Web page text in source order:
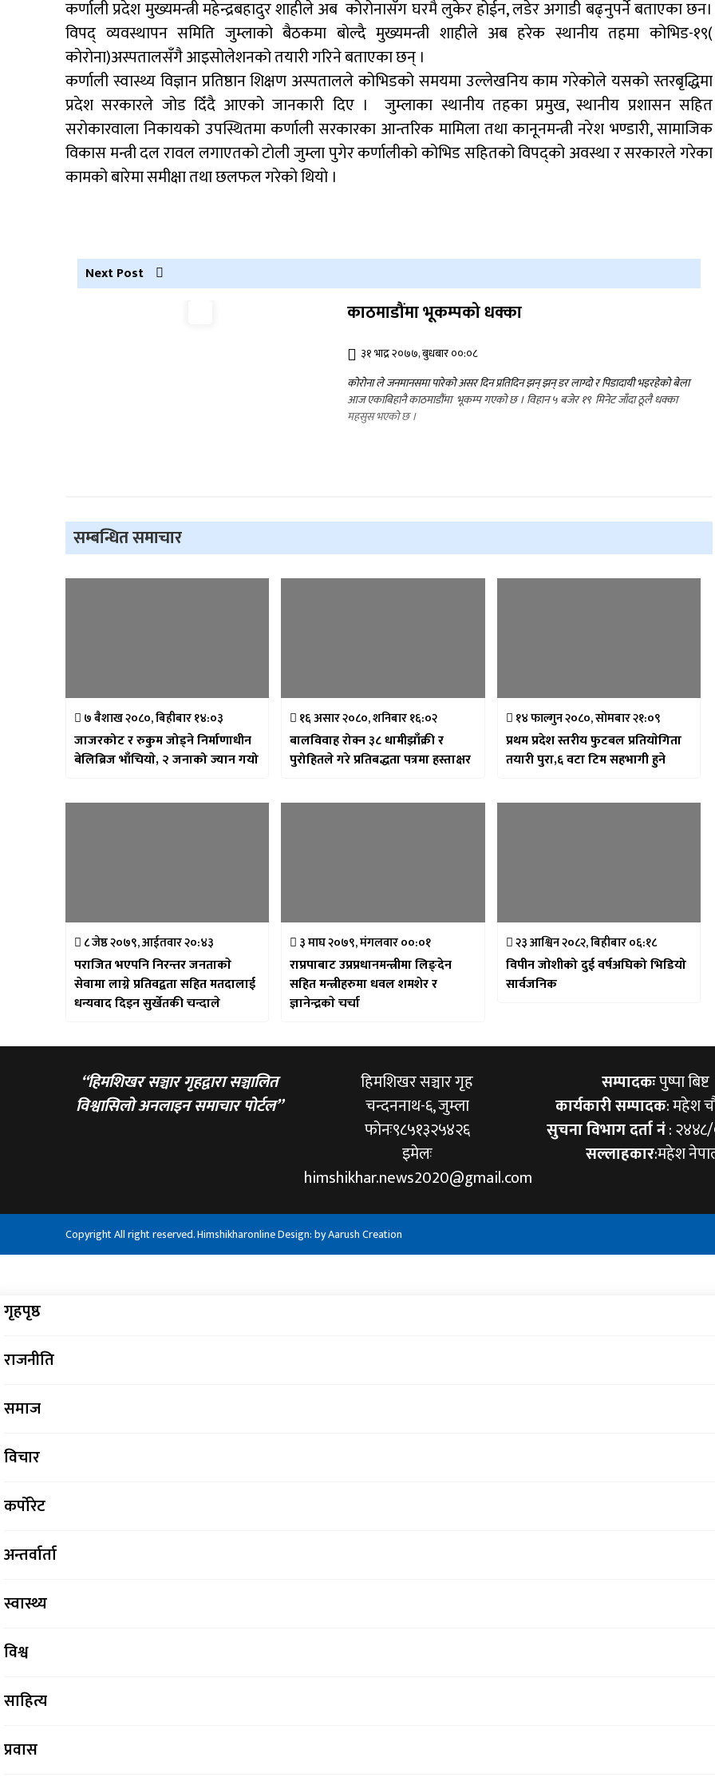
नेपाली कांग्रेस जुम्लाका कोषाध्यक्ष पाण्डेको
निधन
डाेल्पाकाे जगदुल्लाबाट जुम्ला आउँदै गरेकाे जिप
दुर्घटना, एकको मृत्यु
कर्णाली प्रदेश मुख्यमन्त्री महेन्द्रबहादुर शाहीले अब कोरोनासँग घरमै लुकेर होईन, लडेर अगाडी बढ्नुपर्ने बताएका छन।
विपद् व्यवस्थापन समिति जुम्लाको बैठकमा बाेल्दै मुख्यमन्त्री शाहीले अब हरेक स्थानीय तहमा कोभिड-१९(
काेराेना)अस्पतालसँगै आइसोलेशनको तयारी गरिने बताएका छन् ।
कर्णाली स्वास्थ्य विज्ञान प्रतिष्ठान शिक्षण अस्पतालले कोभिडको समयमा उल्लेखनिय काम गरेकोले यसको स्तरबृद्धिमा
प्रदेश सरकारले जोड दिँदै आएको जानकारी दिए । जुम्लाका स्थानीय तहका प्रमुख, स्थानीय प्रशासन सहित
सरोकारवाला निकायको उपस्थितमा कर्णाली सरकारका आन्तरिक मामिला तथा कानूनमन्त्री नरेश भण्डारी, सामाजिक
विकास मन्त्री दल रावल लगाएतकाे टाेली जुम्ला पुगेर कर्णालीको कोभिड सहितको विपद्को अवस्था र सरकारले गरेका
कामको बारेमा समीक्षा तथा छलफल गरेकाे थियाे ।
Next Post
काठमाडौंमा भूकम्पको धक्का
३१ भाद्र २०७७, बुधबार ००:०८
कोरोना ले जनमानसमा पारेको असर दिन प्रतिदिन झन् झन् डर लाग्दो र पिडादायी भइरहेको बेला
आज एकाबिहानै काठमाडौंमा भूकम्प गएको छ । विहान ५ बजेर १९ मिनेट जाँदा ठूलै धक्का
महसुस भएको छ ।
सम्बन्धित समाचार
७ बैशाख २०८०, बिहीबार १४:०३
जाजरकोट र रुकुम जोड्ने निर्माणाधीन
बेलिब्रिज भाँचियाे, २ जनाको ज्यान गयो
१६ असार २०८०, शनिबार १६:०२
बालविवाह रोक्न ३८ धामीझाँक्री र
पुरोहितले गरे प्रतिबद्धता पत्रमा हस्ताक्षर
१४ फाल्गुन २०८०, सोमबार २१:०९
प्रथम प्रदेश स्तरीय फुटबल प्रतियाेगिता
तयारी पुरा,६ वटा टिम सहभागी हुने
८ जेष्ठ २०७९, आईतवार २०:४३
पराजित भएपनि निरन्तर जनताकाे
सेवामा लाग्ने प्रतिवद्वता सहित मतदालाई
धन्यवाद दिइन सुर्खेतकी चन्दाले
३ माघ २०७९, मंगलवार ००:०१
राप्रपाबाट उप्रप्रधानमन्त्रीमा लिङ्देन
सहित मन्त्रीहरुमा धवल शमशेर र
ज्ञानेन्द्रकाे चर्चा
२३ आश्विन २०८२, बिहीबार ०६:१८
विपीन जोशीको दुई वर्षअघिको भिडियो
सार्वजनिक
“हिमशिखर सञ्चार गृहद्वारा सञ्चालित
विश्वासिलो अनलाइन समाचार पोर्टल”
हिमशिखर सञ्चार गृह
चन्दननाथ-६, जुम्ला
फोनः९८५१३२५४२६
इमेलः
himshikhar.news2020@gmail.com
सम्पादकःपुष्पा बिष्ट
कार्यकारी सम्पादक: महेश
सुचना विभाग दर्ता नं:
सल्लाहकार:महेश
Copyright All right reserved. Himshikharonline Design: byAarush Creation
गृहपृष्ठ
राजनीति
समाज
विचार
कर्पोरेट
अन्तर्वार्ता
स्वास्थ्य
विश्व
साहित्य
प्रवास